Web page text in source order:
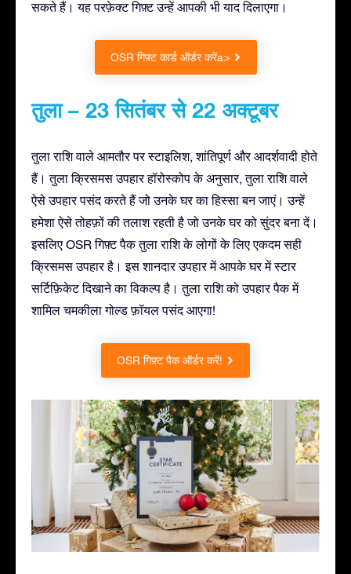
सकते हैं। यह परफ़ेक्ट गिफ़्ट उन्हें आपकी भी याद दिलाएगा।
OSR गिफ़्ट कार्ड ऑर्डर करेंa>
तुला – 23 सितंबर से 22 अक्टूबर
तुला राशि वाले आमतौर पर स्टाइलिश, शांतिपूर्ण और आदर्शवादी होते
हैं। तुला क्रिसमस उपहार हॉरोस्कोप के अनुसार, तुला राशि वाले
ऐसे उपहार पसंद करते हैं जो उनके घर का हिस्सा बन जाएं। उन्हें
हमेशा ऐसे तोहफ़ों की तलाश रहती है जो उनके घर को सुंदर बना दें।
इसलिए OSR गिफ़्ट पैक तुला राशि के लोगों के लिए एकदम सही
क्रिसमस उपहार है। इस शानदार उपहार में आपके घर में स्टार
सर्टिफ़िकेट दिखाने का विकल्प है। तुला राशि को उपहार पैक में
शामिल चमकीला गोल्ड फ़ॉयल पसंद आएगा!
OSR गिफ़्ट पैक ऑर्डर करें!